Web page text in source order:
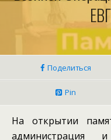
Поделиться
Pin
На открытии
администрация